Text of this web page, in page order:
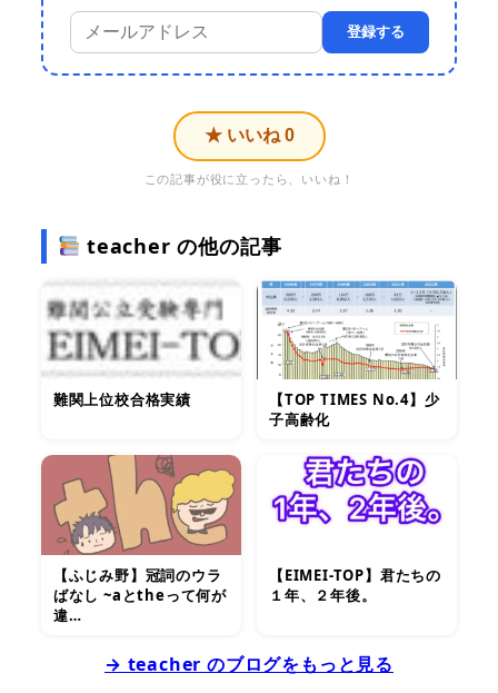
登録する
★ いいね 0
この記事が役に立ったら、いいね！
teacher の他の記事
難関上位校合格実績
【TOP TIMES No.4】少
子高齢化
【ふじみ野】冠詞のウラ
ばなし ~aとtheって何が
違…
【EIMEI-TOP】君たちの
１年、２年後。
→ teacher のブログをもっと見る